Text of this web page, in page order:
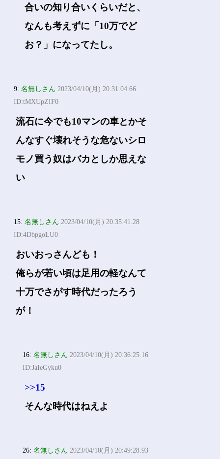
合いの知り合いくらいだと、
なんも考えずに「10万でど
お？」になってたし。
9:名無しさん 2023/04/10(月) 20:31:04.66
ID:tMXUpZIF0
流石に今でも10マンの車とかそ
んなすぐ壊れそうな危ないシロ
モノ買う奴はバカとしか思えな
い
15:名無しさん 2023/04/10(月) 20:35:41.28
ID:4DbpgoLU0
おいおっさんども！
俺らが若い頃は足用の軽なんて
十万でさがす時代だったろう
が！
16:名無しさん 2023/04/10(月) 20:36:25.16
ID:JaIeGyku0
>>15
そんな時代はねえよ
26:名無しさん 2023/04/10(月) 20:49:28.93